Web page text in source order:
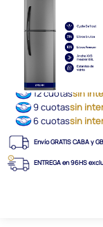
12 cuotassin
9 cuotassin
6 cuotassin
Envío GRATIS CABA y
ENTREGA en 96HS